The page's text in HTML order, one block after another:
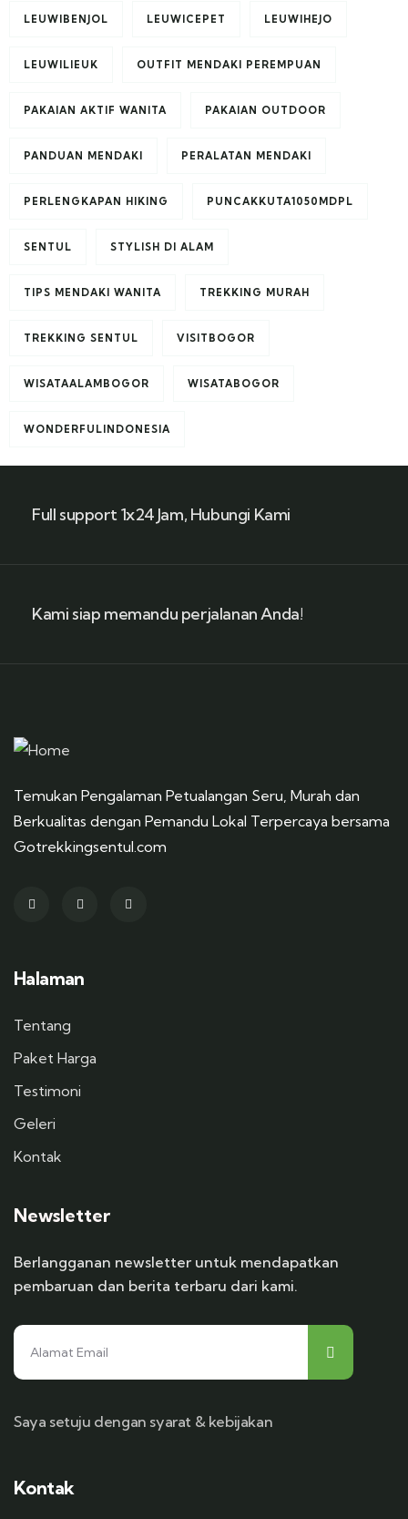
LEUWIBENJOL LEUWICEPET LEUWIHEJO
LEUWILIEUK OUTFIT MENDAKI PEREMPUAN
PAKAIAN AKTIF WANITA PAKAIAN OUTDOOR
PANDUAN MENDAKI PERALATAN MENDAKI
PERLENGKAPAN HIKING PUNCAKKUTA1050MDPL
SENTUL STYLISH DI ALAM
TIPS MENDAKI WANITA TREKKING MURAH
TREKKING SENTUL VISITBOGOR
WISATAALAMBOGOR WISATABOGOR
WONDERFULINDONESIA
Full support 1x24 Jam, Hubungi Kami
Kami siap memandu perjalanan Anda!
Temukan Pengalaman Petualangan Seru, Murah dan
Berkualitas dengan Pemandu Lokal Terpercaya bersama
Gotrekkingsentul.com
Halaman
Tentang
Paket Harga
Testimoni
Geleri
Kontak
Newsletter
Berlangganan newsletter untuk mendapatkan
pembaruan dan berita terbaru dari kami.
Saya setuju dengan syarat & kebijakan
Kontak